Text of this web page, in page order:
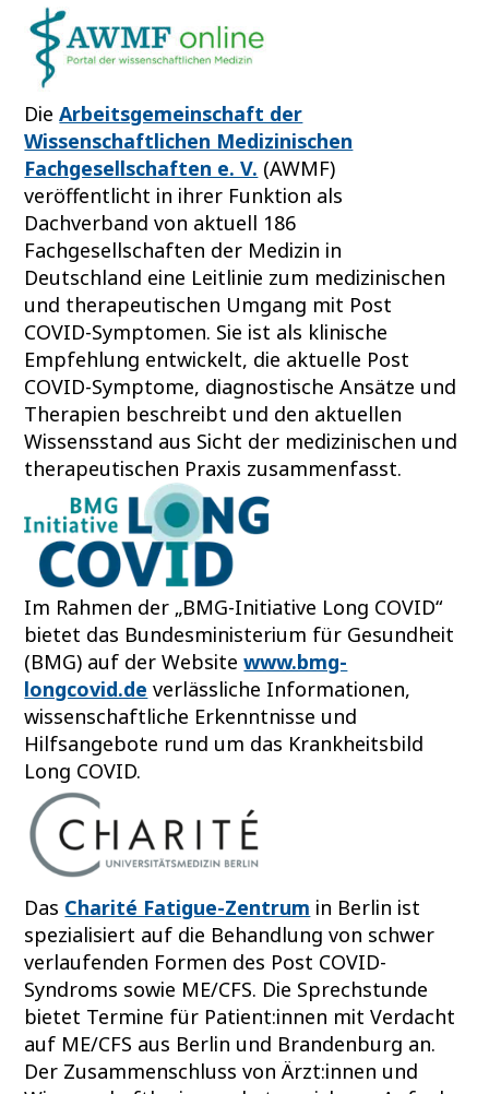
DieArbeitsgemeinschaft der
Wissenschaftlichen Medizinischen
Fachgesellschaften e. V. (AWMF)
veröffentlicht in ihrer Funktion als
Dachverband von aktuell 186
Fachgesellschaften der Medizin in
Deutschland eine Leitlinie zum medizinischen
und therapeutischen Umgang mit Post
COVID-Symptomen. Sie ist als klinische
Empfehlung entwickelt, die aktuelle Post
COVID-Symptome, diagnostische Ansätze und
Therapien beschreibt und den aktuellen
Wissensstand aus Sicht der medizinischen und
therapeutischen Praxis zusammenfasst.
Im Rahmen der „BMG-Initiative Long COVID“
bietet das Bundesministerium für Gesundheit
(BMG) auf der Websitewww.bmg-
longcovid.de verlässliche Informationen,
wissenschaftliche Erkenntnisse und
Hilfsangebote rund um das Krankheitsbild
Long COVID.
Das Charité Fatigue-Zentrum in Berlin ist
spezialisiert auf die Behandlung von schwer
verlaufenden Formen des Post COVID-
Syndroms sowie ME/CFS. Die Sprechstunde
bietet Termine für Patient:innen mit Verdacht
auf ME/CFS aus Berlin und Brandenburg an.
Der Zusammenschluss von Ärzt:innen und